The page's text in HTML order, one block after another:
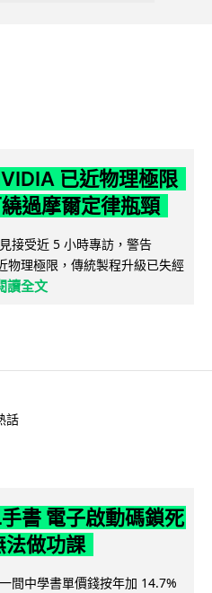
已近物理極限
過摩爾定律瓶頸
接受近 5 小時專訪，警告
物理極限，傳統製程升級已失經
讀全文
話
書 電子啟動碼鎖死
法做功課
間中學書單價錢按年加 14.7%